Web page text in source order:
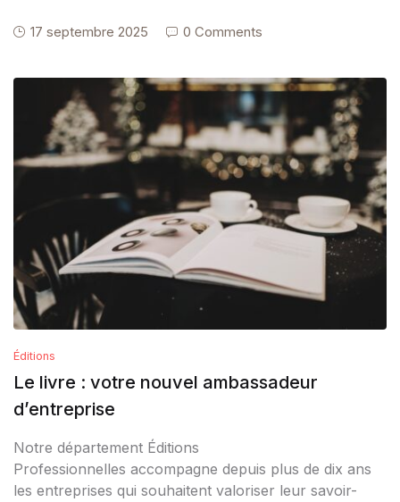
17 septembre 2025 0 Comments
Éditions
Le livre : votre nouvel ambassadeur
d’entreprise
Notre département Éditions
Professionnelles accompagne depuis plus de dix ans
les entreprises qui souhaitent valoriser leur savoir-